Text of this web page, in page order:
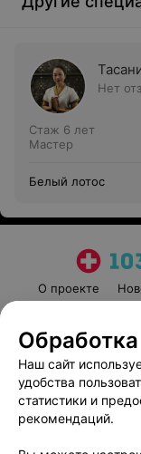
Нет
Стаж 6 лет
Мастер
Белый лотос
О проекте
Наш сайт
удобства
статистики и
рекомендаций.